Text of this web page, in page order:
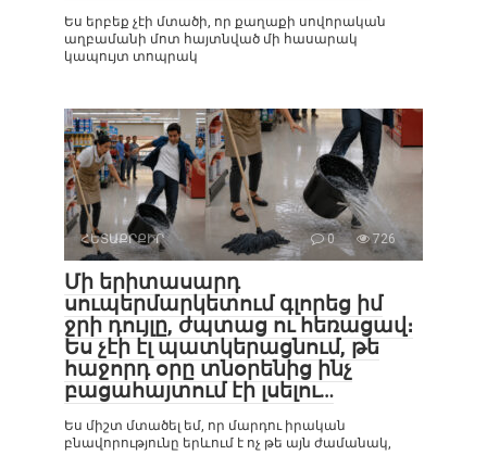
Ես երբեք չէի մտածի, որ քաղաքի սովորական
աղբամանի մոտ հայտնված մի հասարակ
կապույտ տոպրակ
ՀԵՏԱՔՐՔԻՐ 0 726
Մի երիտասարդ
սուպերմարկետում գլորեց իմ
ջրի դույլը, ժպտաց ու հեռացավ։
Ես չէի էլ պատկերացնում, թե
հաջորդ օրը տնօրենից ինչ
բացահայտում էի լսելու…
Ես միշտ մտածել եմ, որ մարդու իրական
բնավորությունը երևում է ոչ թե այն ժամանակ,